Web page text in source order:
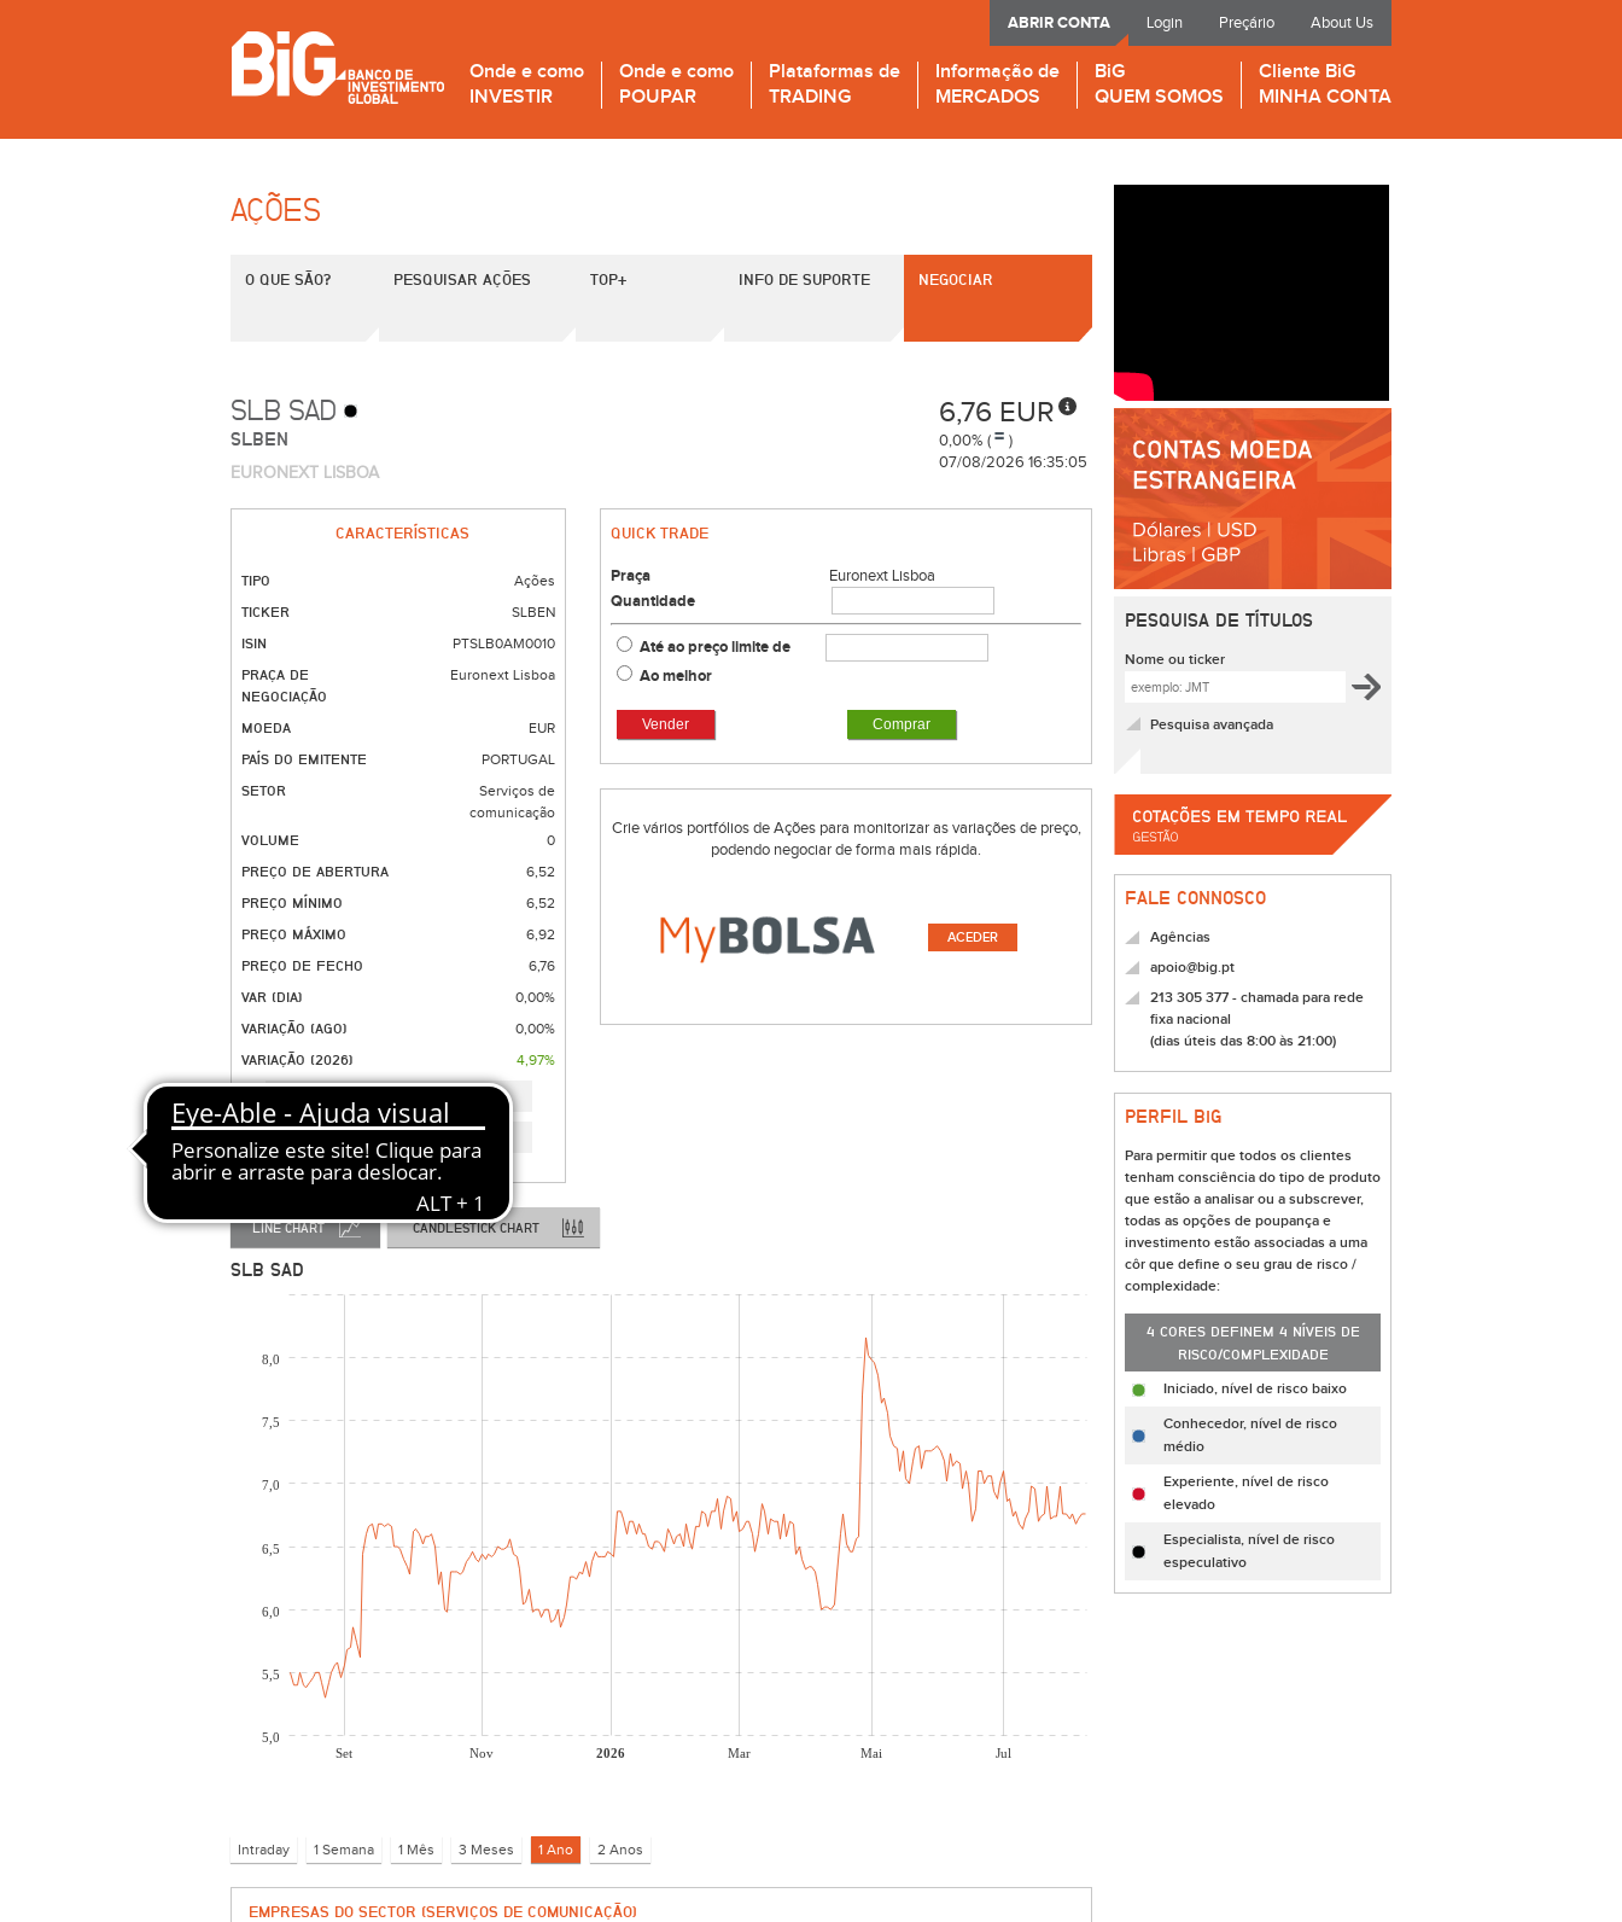
Login Preçário About Us
ABRIR CONTA
Onde e como
INVESTIR
Onde e como
POUPAR
Plataformas de
TRADING
Informação de
MERCADOS
BiG
QUEM SOMOS
Cliente BiG
MINHA CONTA
AÇÕES
O QUE SÃO? PESQUISAR AÇÕES TOP+ INFO DE SUPORTE NEGOCIAR
SLB SAD
SLBEN
EURONEXT LISBOA
6,76 EUR
0,00% (
)
07/08/2026 16:35:05
CARACTERÍSTICAS
TIPO Ações
TICKER SLBEN
ISIN PTSLB0AM0010
PRAÇA DE
NEGOCIAÇÃO
Euronext Lisboa
MOEDA EUR
PAÍS DO EMITENTE PORTUGAL
SETOR
Serviços de
comunicação
VOLUME 0
PREÇO DE ABERTURA 6,52
PREÇO MÍNIMO 6,52
PREÇO MÁXIMO 6,92
PREÇO DE FECHO 6,76
VAR (DIA) 0,00%
VARIAÇÃO (AGO) 0,00%
VARIAÇÃO (2026) 4,97%
QUICK TRADE
Praça
Euronext Lisboa
Quantidade
Até ao preço limite de
Ao melhor
Vender Comprar
Crie vários portfólios de Ações para monitorizar as variações de preço,
podendo negociar de forma mais rápida.
ACEDER
LINE CHART CANDLESTICK CHART
SLB SAD
Set Nov 2026 Mar Mai Jul
5,0
5,5
6,0
6,5
7,0
7,5
8,0
EMPRESAS DO SECTOR (SERVIÇOS DE COMUNICAÇÃO)
PESQUISA DE TÍTULOS
Nome ou ticker
Pesquisa avançada
FALE CONNOSCO
Agências
apoio@big.pt
213 305 377 - chamada para rede
fixa nacional
(dias úteis das 8:00 às 21:00)
PERFIL BiG
Para permitir que todos os clientes
tenham consciência do tipo de produto
que estão a analisar ou a subscrever,
todas as opções de poupança e
investimento estão associadas a uma
côr que define o seu grau de risco /
complexidade:
4 CORES DEFINEM 4 NÍVEIS DE
RISCO/COMPLEXIDADE
Iniciado, nível de risco baixo
Conhecedor, nível de risco
médio
Experiente, nível de risco
elevado
Especialista, nível de risco
especulativo